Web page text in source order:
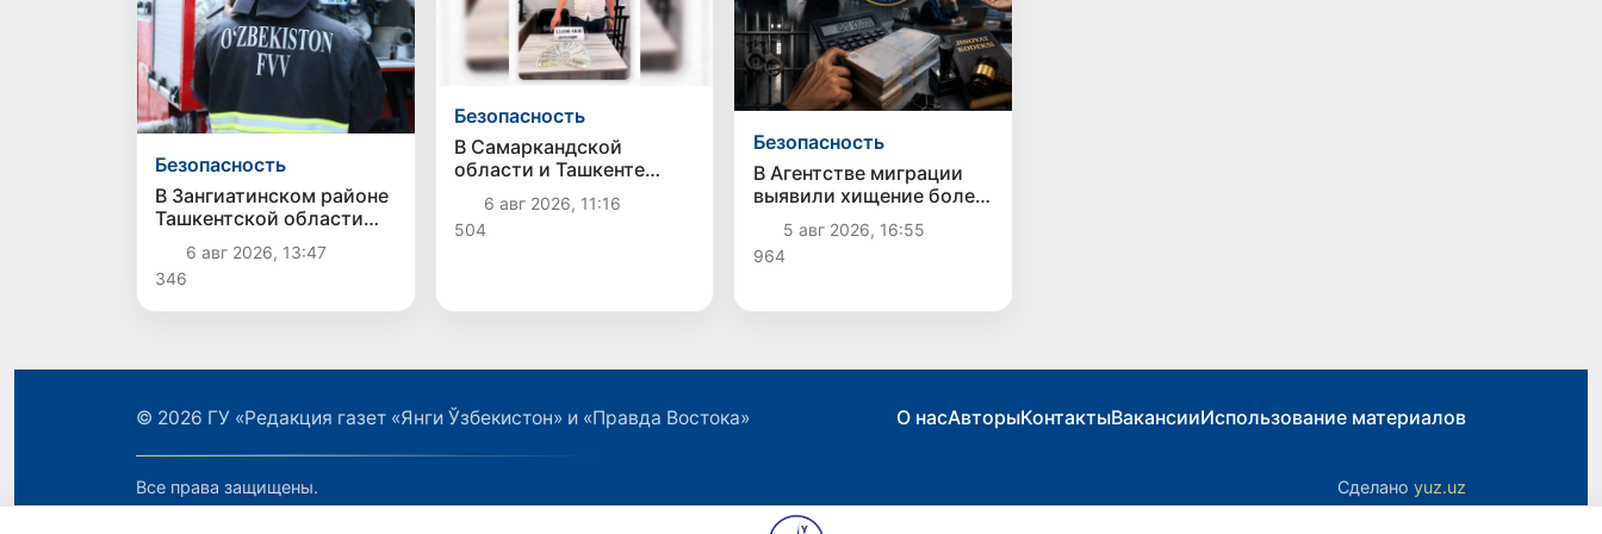
Безопасность
В Зангиатинском районе
Ташкентской области
произошёл пожар в
магазине
6 авг 2026, 13:47
346
Безопасность
В Самаркандской
области и Ташкенте
пресечены факты
коррупции и
мошенничества
6 авг 2026, 11:16
504
Безопасность
В Агентстве миграции
выявили хищение более
1 млрд сумов
бюджетных средств
5 авг 2026, 16:55
964
© 2026 ГУ «Редакция газет «Янги Ўзбекистон» и «Правда Востока» О насАвторыКонтактыВакансииИспользование материалов
Все права защищены. Сделано yuz.uz